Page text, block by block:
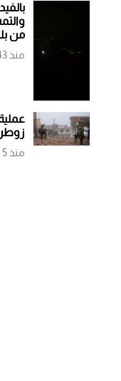
من
منذ 43 دقيقة
زوطر
منذ 5 ساعات